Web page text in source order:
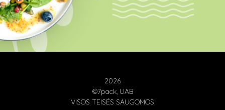
2026
©7pack, UAB
VISOS TEISĖS SAUGOMOS